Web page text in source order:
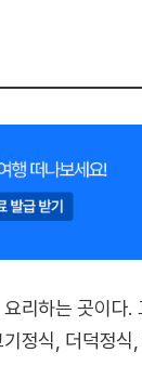
리하는 곳이
정식, 더덕정